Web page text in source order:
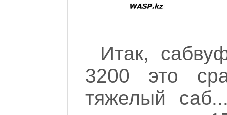
Итак,
3200 это
тяжелый